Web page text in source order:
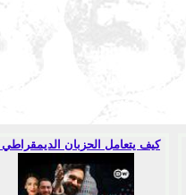
كيف يتعامل الحزبان